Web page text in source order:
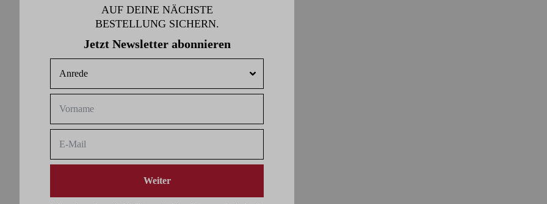
AUF DEINE NÄCHSTE
BESTELLUNG SICHERN.
Jetzt Newsletter abonnieren
Weiter